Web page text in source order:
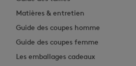
Matières & entretien
Guide des coupes homme
Guide des coupes femme
Les emballages cadeaux